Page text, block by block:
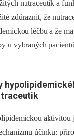
nutraceutik a
zdůraznit, že
léčbu a že
u vybraných
aktivitou
účinku: